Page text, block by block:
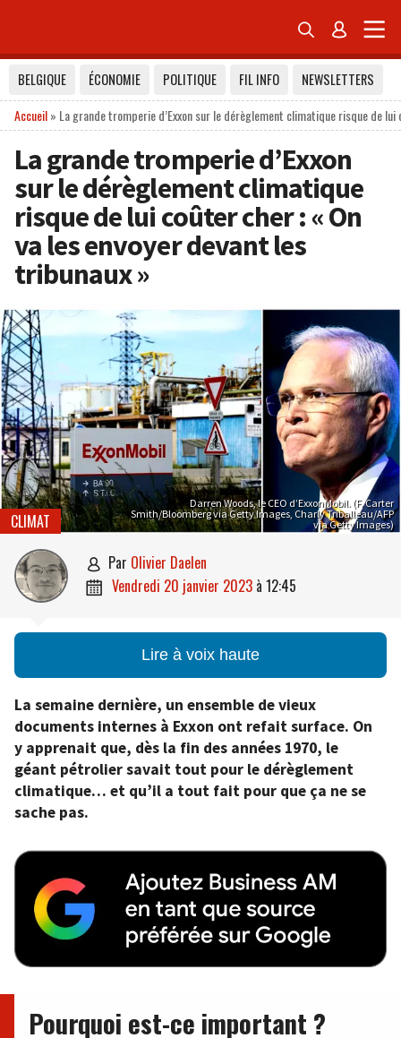
 
BELGIQUE ÉCONOMIE POLITIQUE FIL INFO
NEWSLETTERS
Accueil» La grande tromperie d’Exxon sur le dérèglement climatique risque de
La grande tromperie d’Exxon
sur le dérèglement climatique
risque de lui coûter cher : « On
va les envoyer devant les
tribunaux »
Darren Woods, le CEO d’ExxonMobil. (F. Carter
Smith/Bloomberg via Getty Images, Charly Triballeau/AFP
via Getty Images)
CLIMAT
 par Olivier Daelen
 vendredi 20 janvier 2023 à 12:45
Lire à voix haute
La semaine dernière, un ensemble de vieux
documents internes à Exxon ont refait surface. On
y apprenait que, dès la fin des années 1970, le
géant pétrolier savait tout pour le dérèglement
climatique… et qu’il a tout fait pour que ça ne se
sache pas.
Pourquoi est-ce important ?